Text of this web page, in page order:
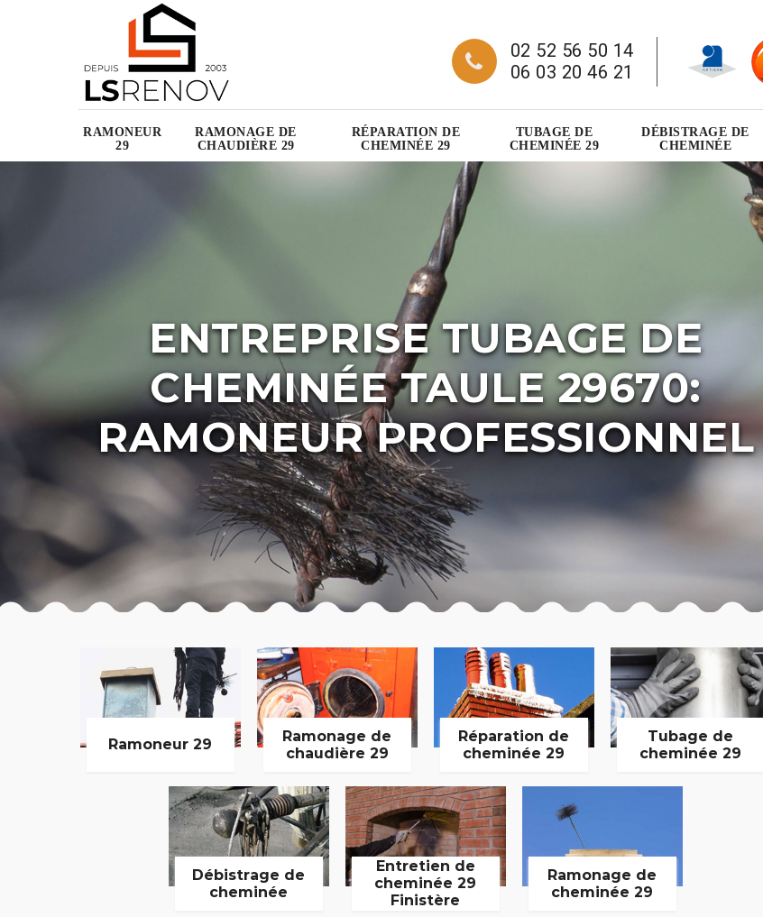
02 52 56 50 14
06 03 20 46 21
RAMONEUR
29
RAMONAGE DE
CHAUDIÈRE 29
RÉPARATION DE
CHEMINÉE 29
TUBAGE DE
CHEMINÉE 29
DÉBISTRAGE DE
CHEMINÉE
ENTREPRISE TUBAGE DE
CHEMINÉE TAULE 29670:
RAMONEUR PROFESSIONNEL
Ramoneur 29
Ramonage de
chaudière 29
Réparation de
cheminée 29
Tubage de
cheminée 29
Débistrage de
cheminée
Entretien de
cheminée 29
Finistère
Ramonage de
cheminée 29